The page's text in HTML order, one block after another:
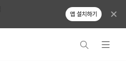
앱 설치하기